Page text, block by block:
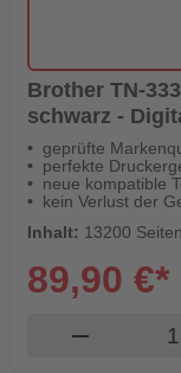
Brother TN-
schwarz -
geprüfte
perfekte
neue kompatible
kein Verlust der
Inhalt: 13200
89,90 €*
remove